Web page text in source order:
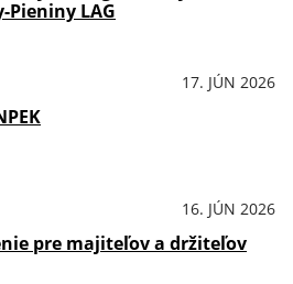
Pieniny LAG
17. JÚN 2026
16. JÚN 2026
pre majiteľov a držiteľov